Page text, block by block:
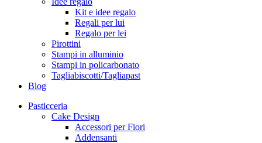
Kit e idee regalo
Regali per lui
Regalo per lei
Pirottini
Stampi in alluminio
Stampi in policarbonato
Tagliabiscotti/Tagliapast
Blog
Pasticceria
Cake Design
Accessori per Fiori
Addensanti